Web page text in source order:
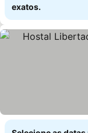
exatos.